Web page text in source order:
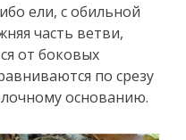
ели, с обильной
часть ветви,
от боковых
по срезу
основанию.